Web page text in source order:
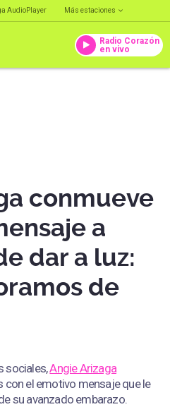
AudioPlayer Más estaciones
Radio Corazón
en vivo
conmueve
a
dar a luz:
de
sociales,Angie Arizaga
con el emotivo mensaje que le
su avanzado embarazo.